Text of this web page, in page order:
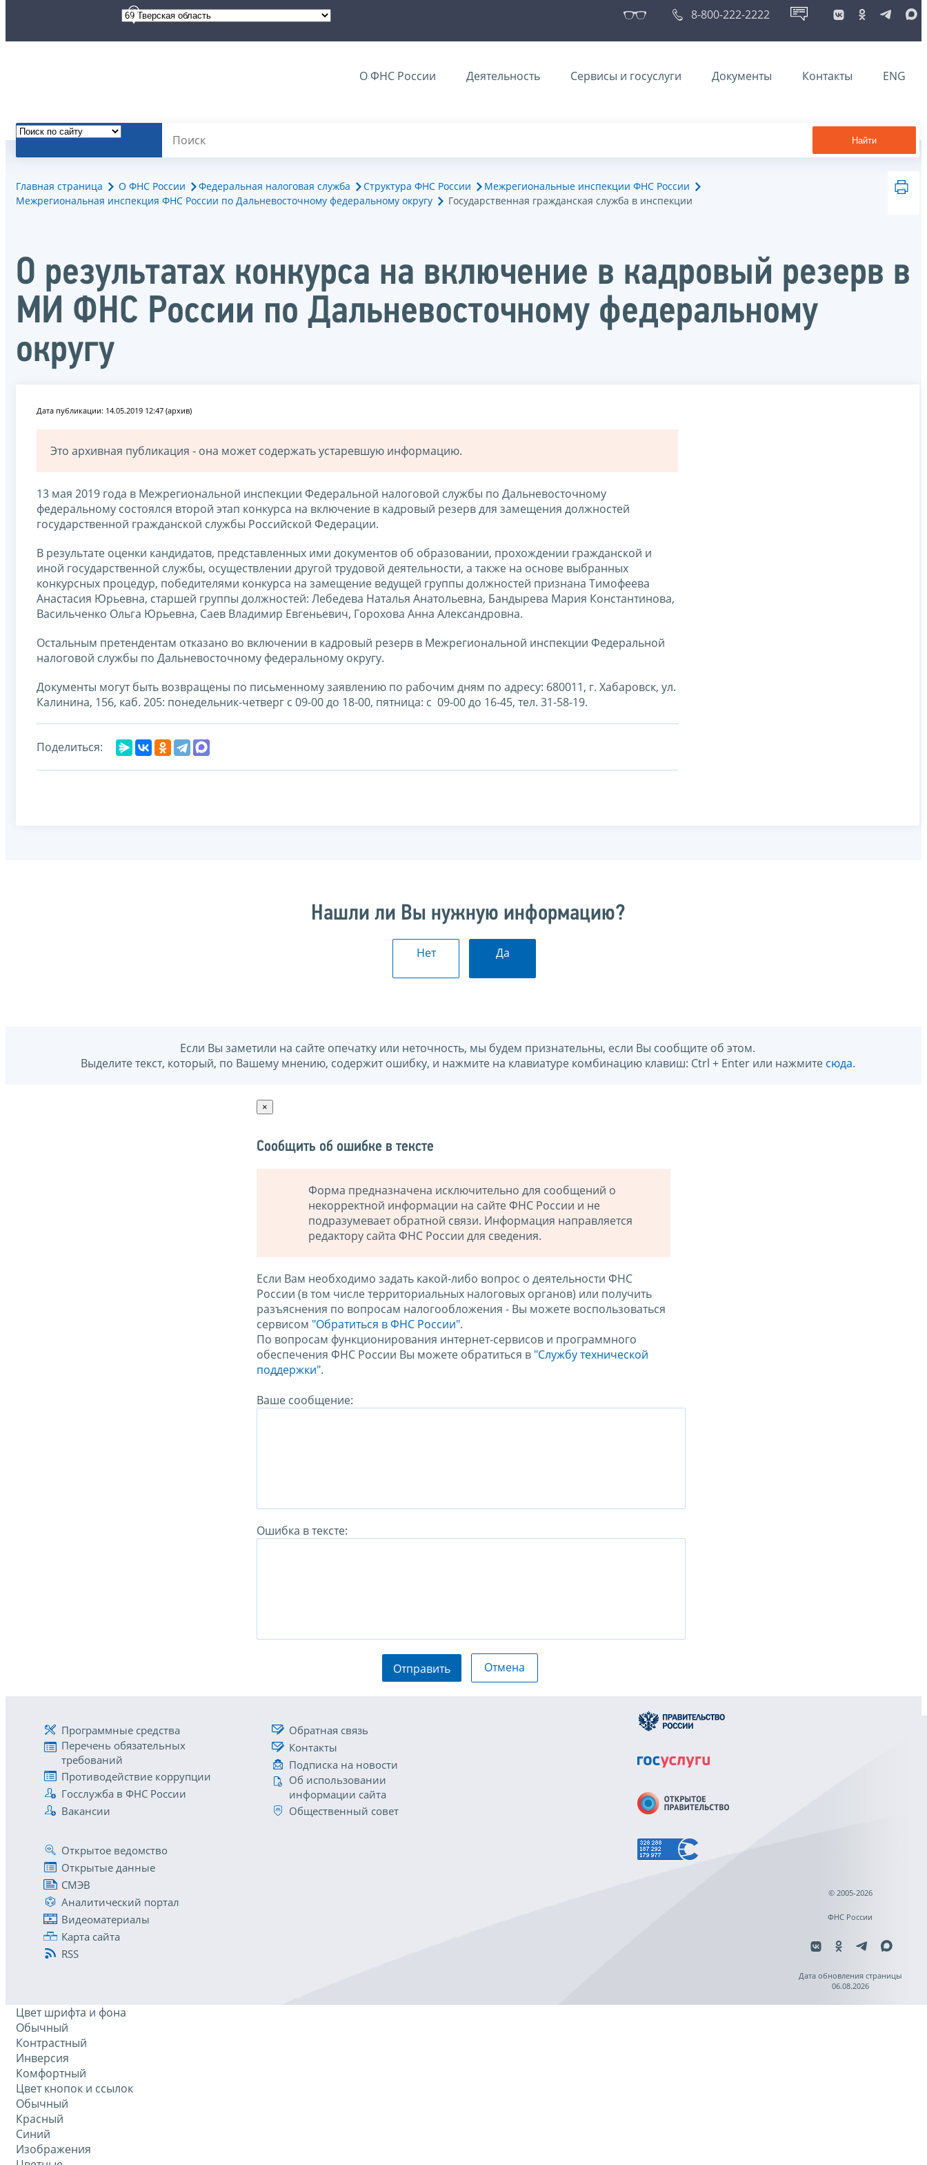
8-800-222-2222
О ФНС России Деятельность Сервисы и госуслуги Документы Контакты ENG
Найти
Главная страница О ФНС России Федеральная налоговая служба Структура ФНС России
Межрегиональные инспекции ФНС России
Межрегиональная инспекция ФНС России по Дальневосточному федеральному округу
Государственная гражданская служба в инспекции
О результатах конкурса на включение в кадровый резерв в
МИ ФНС России по Дальневосточному федеральному
округу
Дата публикации: 14.05.2019 12:47 (архив)
Это архивная публикация - она может содержать устаревшую информацию.
13 мая 2019 года в Межрегиональной инспекции Федеральной налоговой службы по Дальневосточному
федеральному состоялся второй этап конкурса на включение в кадровый резерв для замещения должностей
государственной гражданской службы Российской Федерации.
В результате оценки кандидатов, представленных ими документов об образовании, прохождении гражданской и
иной государственной службы, осуществлении другой трудовой деятельности, а также на основе выбранных
конкурсных процедур, победителями конкурса на замещение ведущей группы должностей признана Тимофеева
Анастасия Юрьевна, старшей группы должностей: Лебедева Наталья Анатольевна, Бандырева Мария Константинова,
Васильченко Ольга Юрьевна, Саев Владимир Евгеньевич, Горохова Анна Александровна.
Остальным претендентам отказано во включении в кадровый резерв в Межрегиональной инспекции Федеральной
налоговой службы по Дальневосточному федеральному округу.
Документы могут быть возвращены по письменному заявлению по рабочим дням по адресу: 680011, г. Хабаровск, ул.
Калинина, 156, каб. 205: понедельник-четверг с 09-00 до 18-00, пятница: с 09-00 до 16-45, тел. 31-58-19.
Поделиться:
Нашли ли Вы нужную информацию?
Нет Да
Если Вы заметили на сайте опечатку или неточность, мы будем признательны, если Вы сообщите об этом.
Выделите текст, который, по Вашему мнению, содержит ошибку, и нажмите на клавиатуре комбинацию клавиш: Ctrl + Enter или нажмите сюда.
×
Сообщить об ошибке в тексте
Форма предназначена исключительно для сообщений о
некорректной информации на сайте ФНС России и не
подразумевает обратной связи. Информация направляется
редактору сайта ФНС России для сведения.
Если Вам необходимо задать какой-либо вопрос о деятельности ФНС
России (в том числе территориальных налоговых органов) или получить
разъяснения по вопросам налогообложения - Вы можете воспользоваться
сервисом "Обратиться в ФНС России".
По вопросам функционирования интернет-сервисов и программного
обеспечения ФНС России Вы можете обратиться в "Службу технической
поддержки".
Ваше сообщение:
Ошибка в тексте:
Отправить Отмена
Программные средства
Перечень обязательных
требований
Противодействие коррупции
Госслужба в ФНС России
Вакансии
Обратная связь
Контакты
Подписка на новости
Об использовании
информации сайта
Общественный совет
Открытое ведомство
Открытые данные
СМЭВ
Аналитический портал
Видеоматериалы
Карта сайта
RSS
© 2005-2026
ФНС России
Дата обновления страницы
06.08.2026
Цвет шрифта и фона
Обычный
Контрастный
Инверсия
Комфортный
Цвет кнопок и ссылок
Обычный
Красный
Синий
Изображения